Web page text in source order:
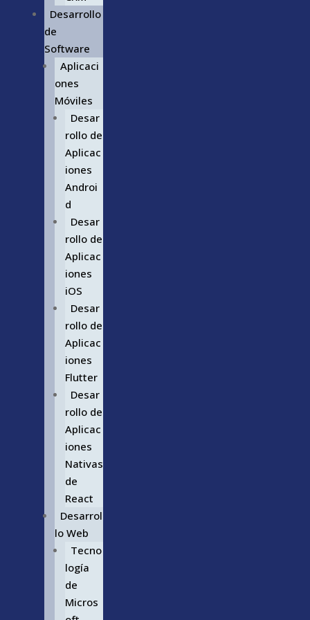
Desarrollo
de
Software
Aplicaci
ones
Móviles
Desar
rollo de
Aplicac
iones
Androi
d
Desar
rollo de
Aplicac
iones
iOS
Desar
rollo de
Aplicac
iones
Flutter
Desar
rollo de
Aplicac
iones
Nativas
de
React
Desarrol
lo Web
Tecno
logía
de
Micros